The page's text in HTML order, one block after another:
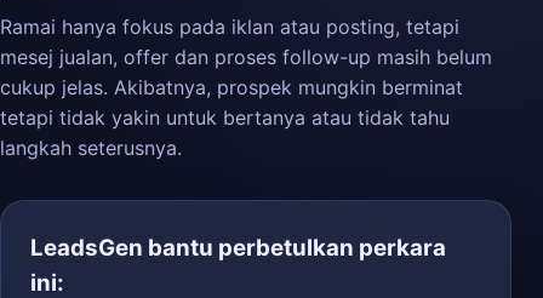
Ramai hanya fokus pada iklan atau posting, tetapi
mesej jualan, offer dan proses follow-up masih belum
cukup jelas. Akibatnya, prospek mungkin berminat
tetapi tidak yakin untuk bertanya atau tidak tahu
langkah seterusnya.
LeadsGen bantu perbetulkan perkara
ini: